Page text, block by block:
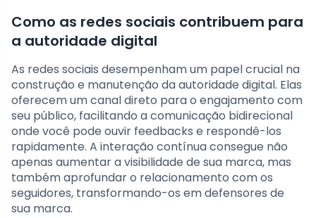
Como as redes sociais contribuem para
a autoridade digital
As redes sociais desempenham um papel crucial na
construção e manutenção da autoridade digital. Elas
oferecem um canal direto para o engajamento com
seu público, facilitando a comunicação bidirecional
onde você pode ouvir feedbacks e respondê-los
rapidamente. A interação contínua consegue não
apenas aumentar a visibilidade de sua marca, mas
também aprofundar o relacionamento com os
seguidores, transformando-os em defensores de
sua marca.